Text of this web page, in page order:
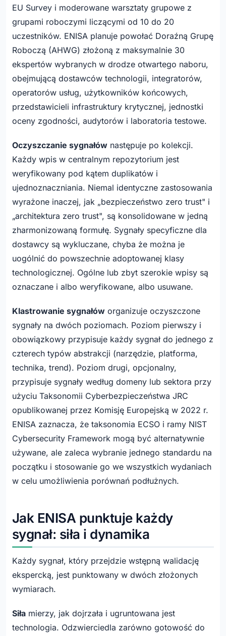
EU Survey i moderowane warsztaty grupowe z
grupami roboczymi liczącymi od 10 do 20
uczestników. ENISA planuje powołać Doraźną Grupę
Roboczą (AHWG) złożoną z maksymalnie 30
ekspertów wybranych w drodze otwartego naboru,
obejmującą dostawców technologii, integratorów,
operatorów usług, użytkowników końcowych,
przedstawicieli infrastruktury krytycznej, jednostki
oceny zgodności, audytorów i laboratoria testowe.
Oczyszczanie sygnałów następuje po kolekcji.
Każdy wpis w centralnym repozytorium jest
weryfikowany pod kątem duplikatów i
ujednoznaczniania. Niemal identyczne zastosowania
wyrażone inaczej, jak „bezpieczeństwo zero trust" i
„architektura zero trust", są konsolidowane w jedną
zharmonizowaną formułę. Sygnały specyficzne dla
dostawcy są wykluczane, chyba że można je
uogólnić do powszechnie adoptowanej klasy
technologicznej. Ogólne lub zbyt szerokie wpisy są
oznaczane i albo weryfikowane, albo usuwane.
Klastrowanie sygnałów organizuje oczyszczone
sygnały na dwóch poziomach. Poziom pierwszy i
obowiązkowy przypisuje każdy sygnał do jednego z
czterech typów abstrakcji (narzędzie, platforma,
technika, trend). Poziom drugi, opcjonalny,
przypisuje sygnały według domeny lub sektora przy
użyciu Taksonomii Cyberbezpieczeństwa JRC
opublikowanej przez Komisję Europejską w 2022 r.
ENISA zaznacza, że taksonomia ECSO i ramy NIST
Cybersecurity Framework mogą być alternatywnie
używane, ale zaleca wybranie jednego standardu na
początku i stosowanie go we wszystkich wydaniach
w celu umożliwienia porównań podłużnych.
Jak ENISA punktuje każdy
sygnał: siła i dynamika
Każdy sygnał, który przejdzie wstępną walidację
ekspercką, jest punktowany w dwóch złożonych
wymiarach.
Siła mierzy, jak dojrzała i ugruntowana jest
technologia. Odzwierciedla zarówno gotowość do